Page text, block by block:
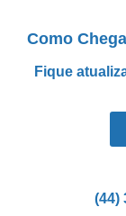
Como
Fique
(44)